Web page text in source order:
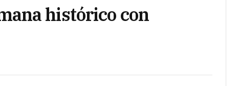
histórico con